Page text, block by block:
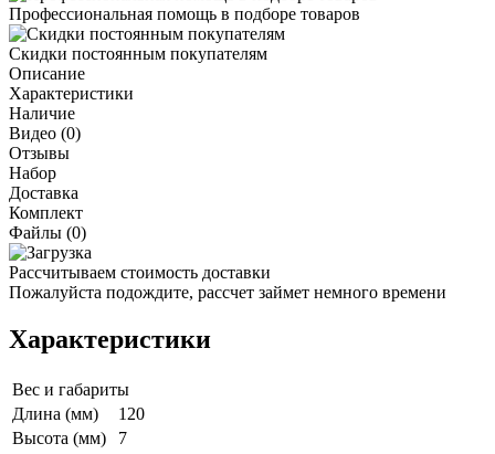
Профессиональная помощь в подборе товаров
Скидки постоянным покупателям
Описание
Характеристики
Наличие
Видео (0)
Отзывы
Набор
Доставка
Комплект
Файлы (0)
Рассчитываем стоимость доставки
Пожалуйста подождите, рассчет займет немного времени
Характеристики
Вес и габариты
Длина (мм)
120
Высота (мм)
7